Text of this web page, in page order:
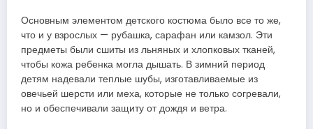
Основным элементом детского костюма было все то же,
что и у взрослых — рубашка, сарафан или камзол. Эти
предметы были сшиты из льняных и хлопковых тканей,
чтобы кожа ребенка могла дышать. В зимний период
детям надевали теплые шубы, изготавливаемые из
овечьей шерсти или меха, которые не только согревали,
но и обеспечивали защиту от дождя и ветра.